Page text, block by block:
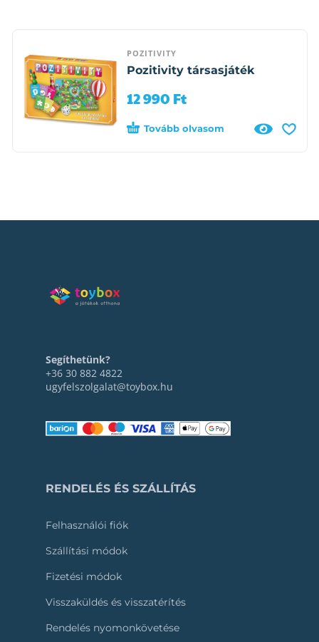
POZITIVITY
Pozitivity társasjáték
12 990 Ft
Tovább olvasom
Segíthetünk?
+36 30 882 4822
ugyfelszolgalat@toybox.hu
RENDELÉS ÉS SZÁLLÍTÁS
Felhasználói fiók
Szállítási módok
Fizetési módok
Visszaküldés és visszatérítés
Rendelés nyomonkövetése